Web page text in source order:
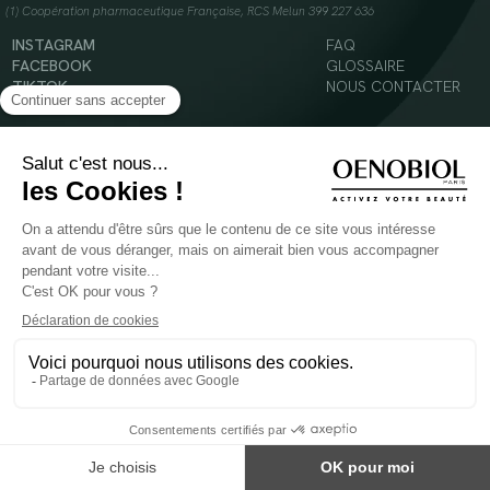
(1) Coopération pharmaceutique Française, RCS Melun 399 227 636
INSTAGRAM
FACEBOOK
TIKTOK
YOUTUBE
FAQ
GLOSSAIRE
NOUS CONTACTER
© 2024 Oenobiol Paris
Mentions légales
Politique en matière de cookies
POUR VOTRE SANTÉ, MANGEZ AU MOINS CINQ FRUITS ET LÉGUMES PAR JOUR -
Les complément alimentaires doivent être utilisés dans le cadre d'un mode de vie sain et
ne pas être utilisés comme substituts d'un régimes alimentaire varié et équilibré.